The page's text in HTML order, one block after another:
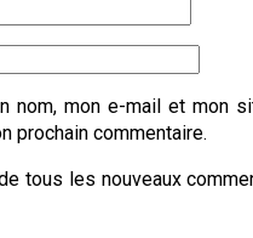
nom, mon e-mail et mon
prochain commentaire.
tous les nouveaux